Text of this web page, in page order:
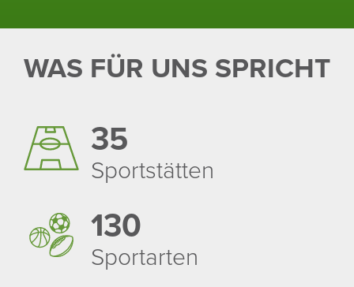
WAS FÜR UNS SPRICHT
35
Sport­stätten
130
Sport­arten